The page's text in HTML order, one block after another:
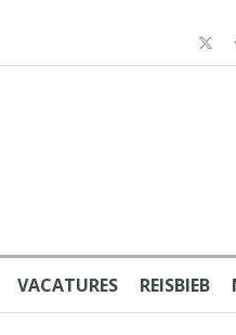
VACATURES REISBIEB